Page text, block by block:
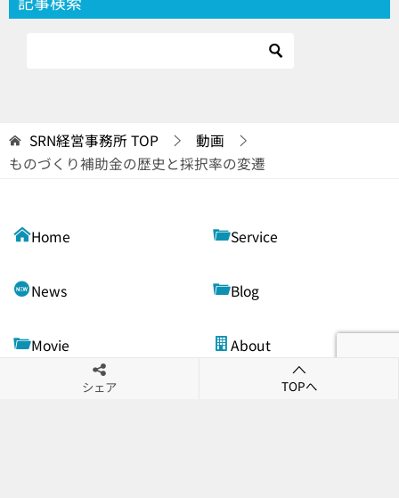
SRN経営事務所TOP
動画
ものづくり補助金の歴史と採択率の変遷
Home Service
News Blog
Movie About
シェア TOPへ